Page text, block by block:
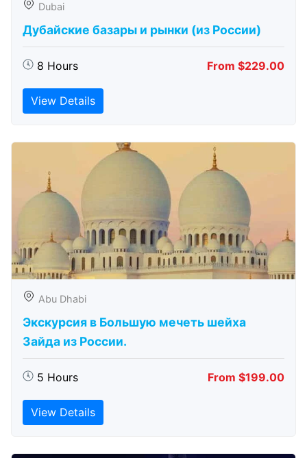
Dubai
Дубайские базары и рынки (из России)
8 Hours From $229.00
View Details
Abu Dhabi
Экскурсия в Большую мечеть шейха
Зайда из России.
5 Hours From $199.00
View Details